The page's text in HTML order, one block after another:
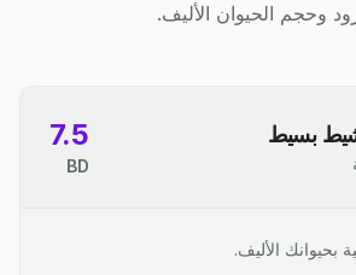
وحجم الحيوان الأليف.
بسيط 7.5
BD
بحيوانك الأليف.